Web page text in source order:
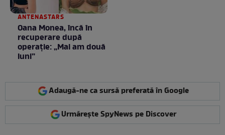
ANTENASTARS
Oana Monea, încă în
recuperare după
operație: „Mai am două
luni”
Adaugă-ne ca sursă preferată în Google
Urmărește SpyNews pe Discover